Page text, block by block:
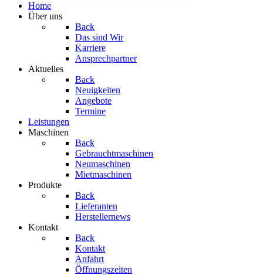
Home
Über uns
Back
Das sind Wir
Karriere
Ansprechpartner
Aktuelles
Back
Neuigkeiten
Angebote
Termine
Leistungen
Maschinen
Back
Gebrauchtmaschinen
Neumaschinen
Mietmaschinen
Produkte
Back
Lieferanten
Herstellernews
Kontakt
Back
Kontakt
Anfahrt
Öffnungszeiten